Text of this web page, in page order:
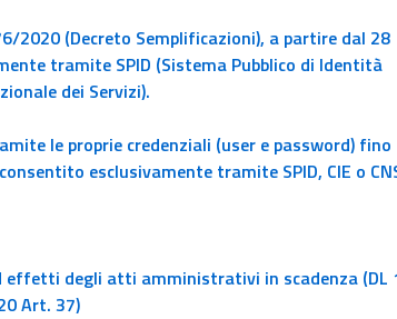
2020 (Decreto Semplificazioni), a partire dal 28
tramite SPID (Sistema Pubblico di Identità
dei Servizi).
le proprie credenziali (user e password) fino
esclusivamente tramite SPID, CIE o
degli atti amministrativi in scadenza (DL
Art. 37)